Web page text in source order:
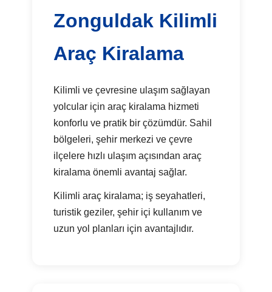
Zonguldak Kilimli
Araç Kiralama
Kilimli ve çevresine ulaşım sağlayan
yolcular için araç kiralama hizmeti
konforlu ve pratik bir çözümdür. Sahil
bölgeleri, şehir merkezi ve çevre
ilçelere hızlı ulaşım açısından araç
kiralama önemli avantaj sağlar.
Kilimli araç kiralama; iş seyahatleri,
turistik geziler, şehir içi kullanım ve
uzun yol planları için avantajlıdır.